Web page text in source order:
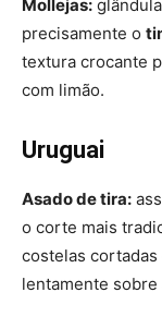
Mollejas:
precisamente o
textura crocante
com limão.
Uruguai
Asado de tira:
o corte mais
costelas cortadas
lentamente sobre